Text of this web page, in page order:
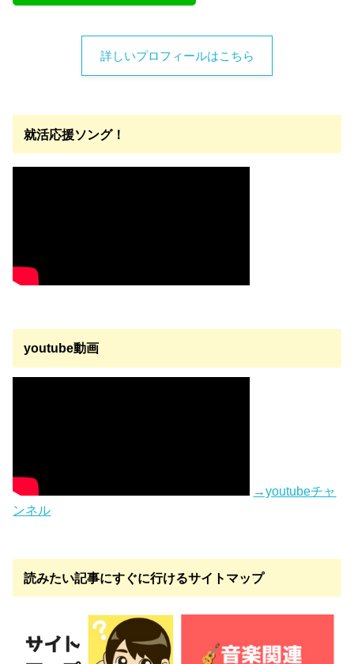
詳しいプロフィールはこちら
就活応援ソング！
youtube動画
→youtubeチャ
ンネル
読みたい記事にすぐに行けるサイトマップ